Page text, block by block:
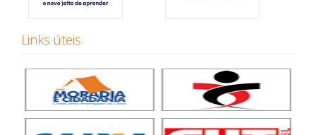
Links úteis